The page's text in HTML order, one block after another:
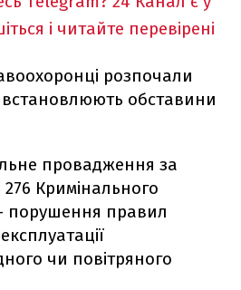
і читайте перевірені
розпочали
встановлюють обставини
провадження за
276 Кримінального
порушення правил
чи повітряного